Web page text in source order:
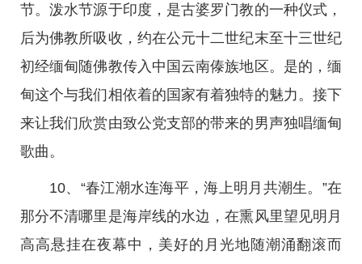
节。泼水节源于印度，是古婆罗门教的一种仪式，
后为佛教所吸收，约在公元十二世纪末至十三世纪
初经缅甸随佛教传入中国云南傣族地区。是的，缅
甸这个与我们相依着的国家有着独特的魅力。接下
来让我们欣赏由致公党支部的带来的男声独唱缅甸
歌曲。
10、“春江潮水连海平，海上明月共潮生。”在
那分不清哪里是海岸线的水边，在熏风里望见明月
高高悬挂在夜幕中，美好的月光地随潮涌翻滚而